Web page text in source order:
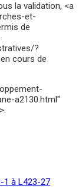
la validation, <a
et-
de
?
cours de
a2130.html"
1 à L423-27